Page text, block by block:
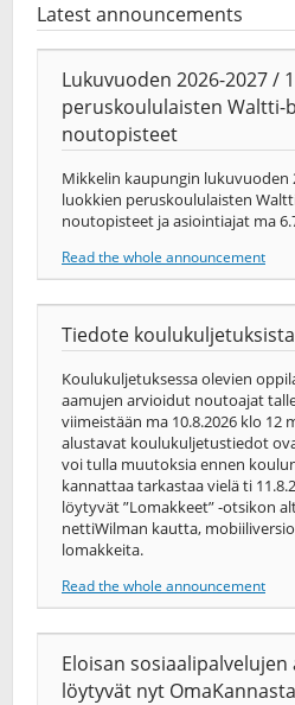
Latest announcements
Lukuvuoden 2026-2027 /
peruskoululaisten Waltti-
noutopisteet
Mikkelin kaupungin lukuvuoden
luokkien peruskoululaisten
noutopisteet ja asiointiajat ma
Read the whole announcement
Tiedote koulukuljetuksista
Koulukuljetuksessa olevien
aamujen arvioidut noutoajat
viimeistään ma 10.8.2026 klo 12
alustavat koulukuljetustiedot
voi tulla muutoksia ennen
kannattaa tarkastaa vielä ti
löytyvät ”Lomakkeet” -otsikon
nettiWilman kautta,
lomakkeita.
Read the whole announcement
Eloisan
löytyvät nyt OmaKannasta